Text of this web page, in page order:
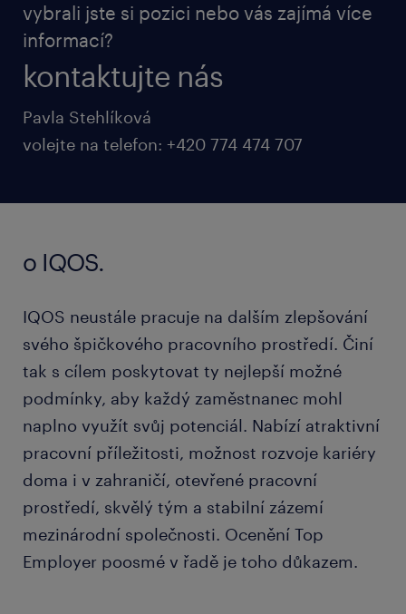
vybrali jste si pozici nebo vás zajímá více
informací?
kontaktujte nás
Pavla Stehlíková
volejte na telefon: +420 774 474 707
o IQOS.
IQOS neustále pracuje na dalším zlepšování
svého špičkového pracovního prostředí. Činí
tak s cílem poskytovat ty nejlepší možné
podmínky, aby každý zaměstnanec mohl
naplno využít svůj potenciál. Nabízí atraktivní
pracovní příležitosti, možnost rozvoje kariéry
doma i v zahraničí, otevřené pracovní
prostředí, skvělý tým a stabilní zázemí
mezinárodní společnosti. Ocenění Top
Employer poosmé v řadě je toho důkazem.